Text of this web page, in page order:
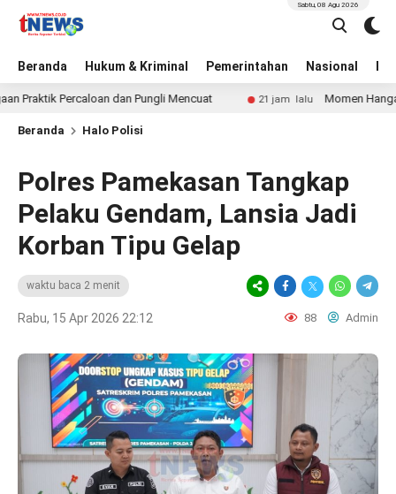
Beranda Hukum & Kriminal Pemerintahan Nasional
Sabtu, 08 Agu 2026
Percaloan dan Pungli Mencuat 21 jam lalu Momen Hangat
Beranda Halo Polisi
Polres Pamekasan Tangkap
Pelaku Gendam, Lansia Jadi
Korban Tipu Gelap
waktu baca 2 menit
Rabu, 15 Apr 2026 22:12 88 Admin